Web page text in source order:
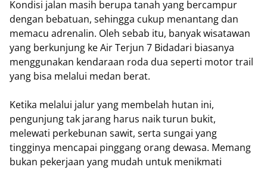
Kondisi jalan masih berupa tanah yang bercampur
dengan bebatuan, sehingga cukup menantang dan
memacu adrenalin. Oleh sebab itu, banyak wisatawan
yang berkunjung ke Air Terjun 7 Bidadari biasanya
menggunakan kendaraan roda dua seperti motor trail
yang bisa melalui medan berat.
Ketika melalui jalur yang membelah hutan ini,
pengunjung tak jarang harus naik turun bukit,
melewati perkebunan sawit, serta sungai yang
tingginya mencapai pinggang orang dewasa. Memang
bukan pekerjaan yang mudah untuk menikmati